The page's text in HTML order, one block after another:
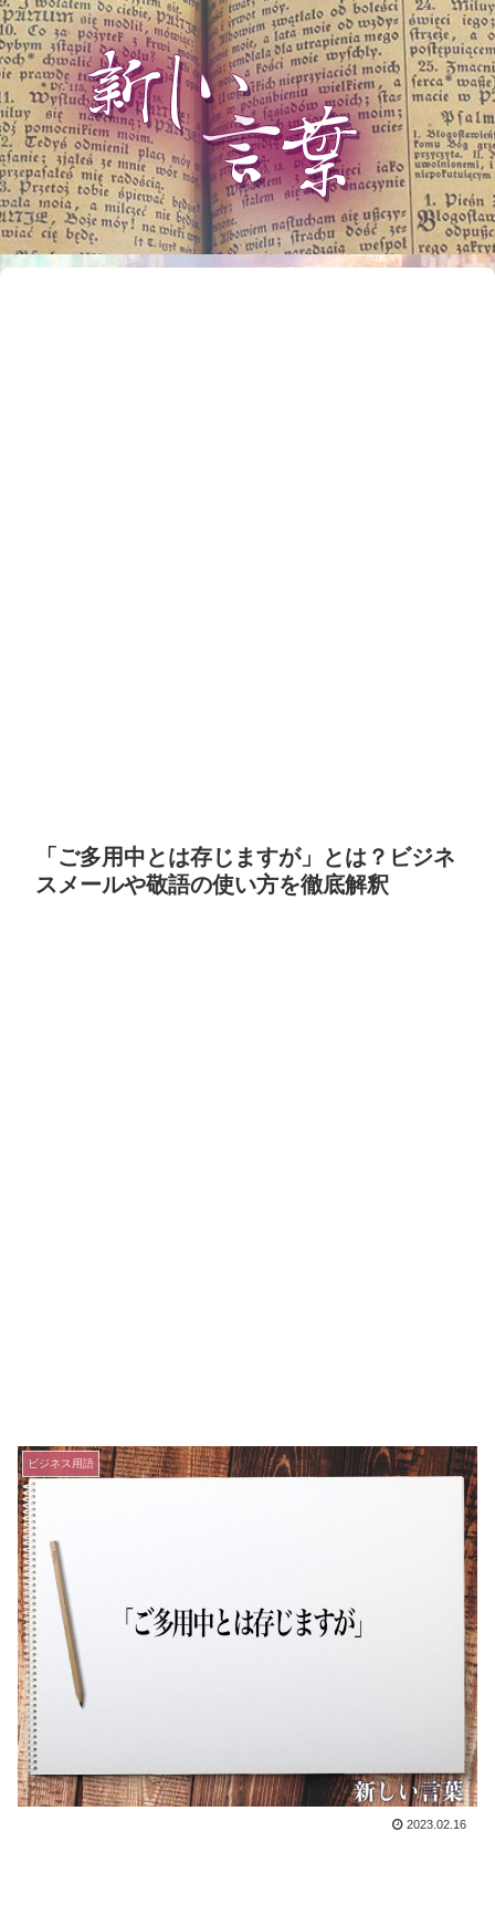
「ご多用中とは存じますが」とは？ビジネ
スメールや敬語の使い方を徹底解釈
ビジネス用語
2023.02.16